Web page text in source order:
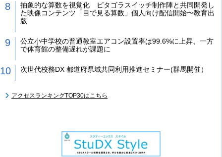
抽象的な算数を視覚化 ピタゴラスイッチ制作陣と共同開発し
た映像コンテンツ「目で見る算数」個人向け配信開始〜教育出
版
公立小中学校の普通教室エアコン設置率は99.6%に上昇、一方
で体育館の整備遅れが課題に
次世代校務DX 都道府県域共同利用推進セミナー(群馬開催）
アクセスランキングTOP30はこちら